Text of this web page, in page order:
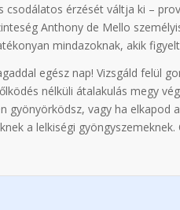
csodálatos érzését váltja ki –
Anthony de Mello
mindazoknak, akik
egész nap! Vizsgáld felül
nélküli átalakulás megy
gyönyörködsz, vagy ha elkapod
a lelkiségi